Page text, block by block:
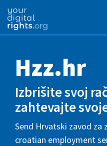
Hzz.hr
Izbrišite svoj
zahtevajte
Send Hrvatski zavod za
croatian employment